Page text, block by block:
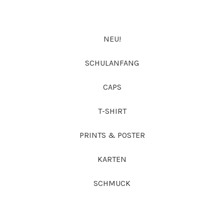
NEU!
SCHULANFANG
CAPS
T-SHIRT
PRINTS & POSTER
KARTEN
SCHMUCK